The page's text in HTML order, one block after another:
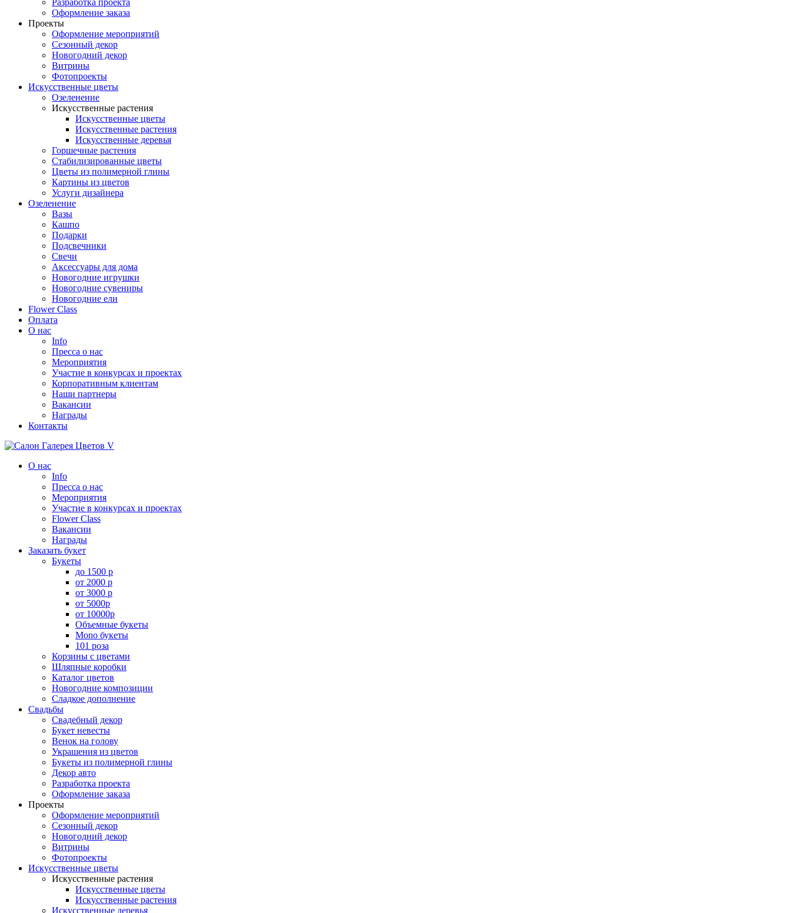
Разработка проекта
Оформление заказа
Проекты
Оформление мероприятий
Сезонный декор
Новогодний декор
Витрины
Фотопроекты
Искусственные цветы
Озеленение
Искусственные растения
Искусственные цветы
Искусственные растения
Искусственные деревья
Горшечные растения
Стабилизированные цветы
Цветы из полимерной глины
Картины из цветов
Услуги дизайнера
Озеленение
Вазы
Кашпо
Подарки
Подсвечники
Свечи
Аксессуары для дома
Новогодние игрушки
Новогодние сувениры
Новогодние ели
Flower Class
Оплата
О нас
Info
Пресса о нас
Мероприятия
Участие в конкурсах и проектах
Корпоративным клиентам
Наши партнеры
Вакансии
Награды
Контакты
О нас
Info
Пресса о нас
Мероприятия
Участие в конкурсах и проектах
Flower Class
Вакансии
Награды
Заказать букет
Букеты
до 1500 р
от 2000 р
от 3000 р
от 5000р
от 10000р
Объемные букеты
Mono букеты
101 роза
Корзины с цветами
Шляпные коробки
Каталог цветов
Новогодние композиции
Сладкое дополнение
Свадьбы
Свадебный декор
Букет невесты
Венок на голову
Украшения из цветов
Букеты из полимерной глины
Декор авто
Разработка проекта
Оформление заказа
Проекты
Оформление мероприятий
Сезонный декор
Новогодний декор
Витрины
Фотопроекты
Искусственные цветы
Искусственные растения
Искусственные цветы
Искусственные растения
Искусственные деревья